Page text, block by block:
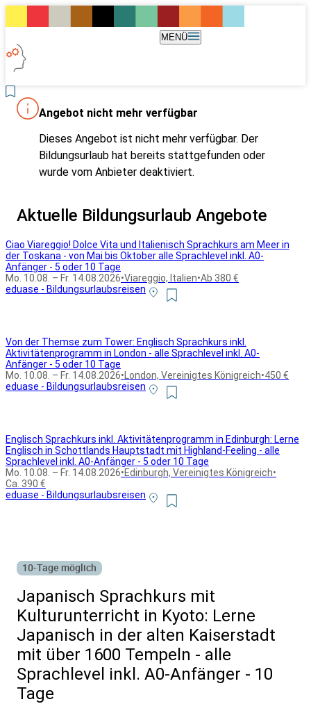
MENÜ
Angebot nicht mehr verfügbar
Dieses Angebot ist nicht mehr verfügbar. Der
Bildungsurlaub hat bereits stattgefunden oder
wurde vom Anbieter deaktiviert.
Aktuelle Bildungsurlaub Angebote
Ciao Viareggio! Dolce Vita und Italienisch Sprachkurs am Meer in
der Toskana - von Mai bis Oktober alle Sprachlevel inkl. A0-
Anfänger - 5 oder 10 Tage
Mo. 10.08. – Fr. 14.08.2026•Viareggio, Italien•Ab 380 €
eduase - Bildungsurlaubsreisen
Von der Themse zum Tower: Englisch Sprachkurs inkl.
Aktivitätenprogramm in London - alle Sprachlevel inkl. A0-
Anfänger - 5 oder 10 Tage
Mo. 10.08. – Fr. 14.08.2026•London, Vereinigtes Königreich•450 €
eduase - Bildungsurlaubsreisen
Englisch Sprachkurs inkl. Aktivitätenprogramm in Edinburgh: Lerne
Englisch in Schottlands Hauptstadt mit Highland-Feeling - alle
Sprachlevel inkl. A0-Anfänger - 5 oder 10 Tage
Mo. 10.08. – Fr. 14.08.2026•Edinburgh, Vereinigtes Königreich•
Ca. 390 €
eduase - Bildungsurlaubsreisen
10-Tage möglich
Japanisch Sprachkurs mit
Kulturunterricht in Kyoto: Lerne
Japanisch in der alten Kaiserstadt
mit über 1600 Tempeln - alle
Sprachlevel inkl. A0-Anfänger - 10
Tage